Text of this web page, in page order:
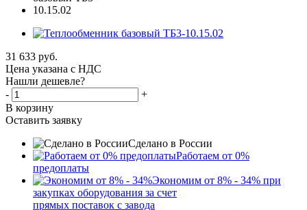
31 633 руб.
Цена указана с НДС
Нашли дешевле?
-
+
В корзину
Оставить заявку
Сделано в России
Работаем от 0%
предоплаты
Экономим от 8% - 34% при
закупках оборудования за счет
прямых поставок с завода